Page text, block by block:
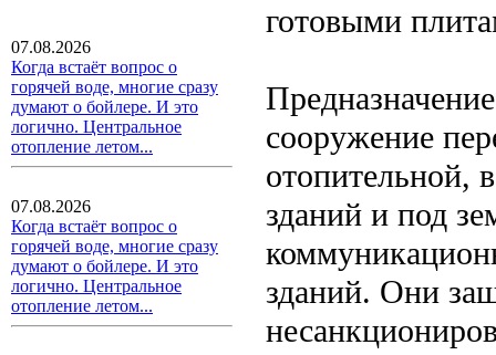
07.08.2026
Когда встаёт вопрос о
горячей воде, многие сразу
думают о бойлере. И это
логично. Центральное
отопление летом...
07.08.2026
Когда встаёт вопрос о
горячей воде, многие сразу
думают о бойлере. И это
логично. Центральное
отопление летом...
готовыми
сооружение
отопительной,
зданий и под
зданий. Они